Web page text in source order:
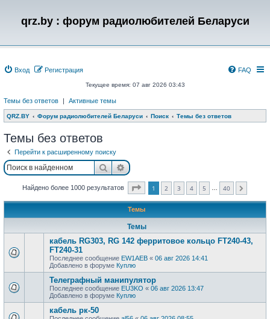
qrz.by : форум радиолюбителей Беларуси
Вход Регистрация FAQ
Текущее время: 07 авг 2026 03:43
Темы без ответов | Активные темы
QRZ.BY Форум радиолюбителей Беларуси Поиск Темы без ответов
Темы без ответов
Перейти к расширенному поиску
ПоискРасширенный поиск
Найдено более 1000 результатов Страница из
1 2 3 4 5 40
Темы
Темы
кабель RG303, RG 142 ферритовое кольцо FT240-43,
FT240-31
Последнее сообщение EW1AEB « 06 авг 2026 14:41
Добавлено в форуме Куплю
Телеграфный манипулятор
Последнее сообщение EU3KO « 06 авг 2026 13:47
Добавлено в форуме Куплю
кабель рк-50